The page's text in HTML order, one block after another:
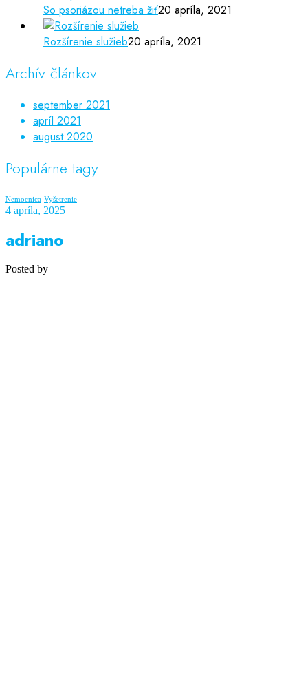
So psoriázou netreba žiť20 apríla, 2021
Rozšírenie služieb20 apríla, 2021
Archív článkov
september 2021
apríl 2021
august 2020
Populárne tagy
Nemocnica Vyšetrenie
4 apríla, 2025
adriano
Posted by